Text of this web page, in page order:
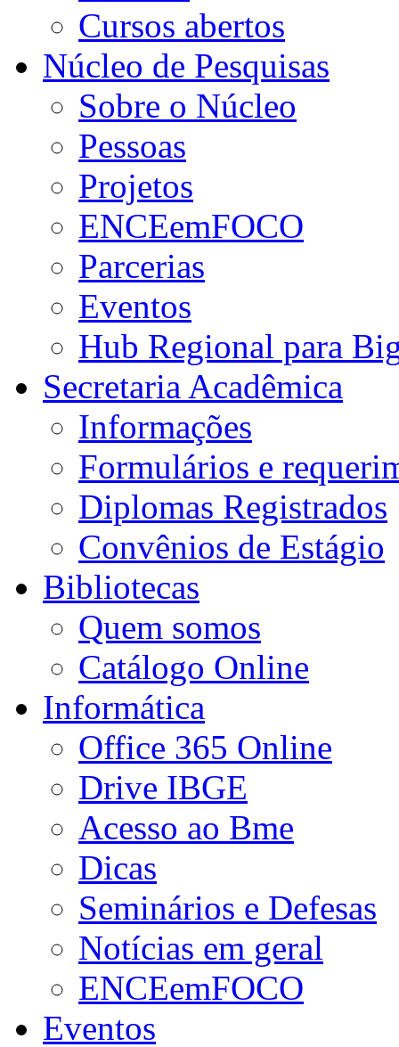
Cursos abertos
Núcleo de Pesquisas
Sobre o Núcleo
Pessoas
Projetos
ENCEemFOCO
Parcerias
Eventos
Hub Regional para
Secretaria Acadêmica
Informações
Formulários e
Diplomas Registrados
Convênios de Estágio
Bibliotecas
Quem somos
Catálogo Online
Informática
Office 365 Online
Drive IBGE
Acesso ao Bme
Dicas
Seminários e Defesas
Notícias em geral
ENCEemFOCO
Eventos